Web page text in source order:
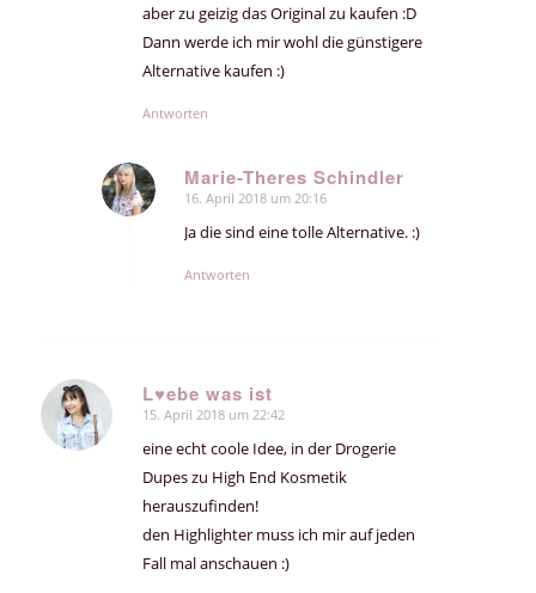
aber zu geizig das Original zu kaufen :D
Dann werde ich mir wohl die günstigere
Alternative kaufen :)
Antworten
Marie-Theres Schindler
sagte:
16. April 2018 um 20:16
Ja die sind eine tolle Alternative. :)
Antworten
L♥ebe was ist
sagte:
15. April 2018 um 22:42
eine echt coole Idee, in der Drogerie
Dupes zu High End Kosmetik
herauszufinden!
den Highlighter muss ich mir auf jeden
Fall mal anschauen :)